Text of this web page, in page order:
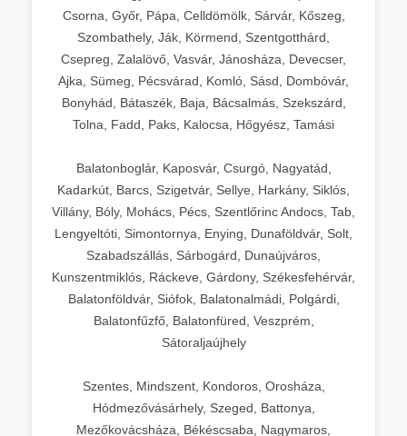
Csorna, Győr, Pápa, Celldömölk, Sárvár, Kőszeg,
Szombathely, Ják, Körmend, Szentgotthárd,
Csepreg, Zalalövő, Vasvár, Jánosháza, Devecser,
Ajka, Sümeg, Pécsvárad, Komló, Sásd, Dombóvár,
Bonyhád, Bátaszék, Baja, Bácsalmás, Szekszárd,
Tolna, Fadd, Paks, Kalocsa, Hőgyész, Tamási
Balatonboglár, Kaposvár, Csurgó, Nagyatád,
Kadarkút, Barcs, Szigetvár, Sellye, Harkány, Siklós,
Villány, Bóly, Mohács, Pécs, Szentlőrinc Andocs, Tab,
Lengyeltóti, Simontornya, Enying, Dunaföldvár, Solt,
Szabadszállás, Sárbogárd, Dunaújváros,
Kunszentmiklós, Ráckeve, Gárdony, Székesfehérvár,
Balatonföldvár, Siófok, Balatonalmádi, Polgárdi,
Balatonfűzfő, Balatonfüred, Veszprém,
Sátoraljaújhely
Szentes, Mindszent, Kondoros, Orosháza,
Hódmezővásárhely, Szeged, Battonya,
Mezőkovácsháza, Békéscsaba, Nagymaros,